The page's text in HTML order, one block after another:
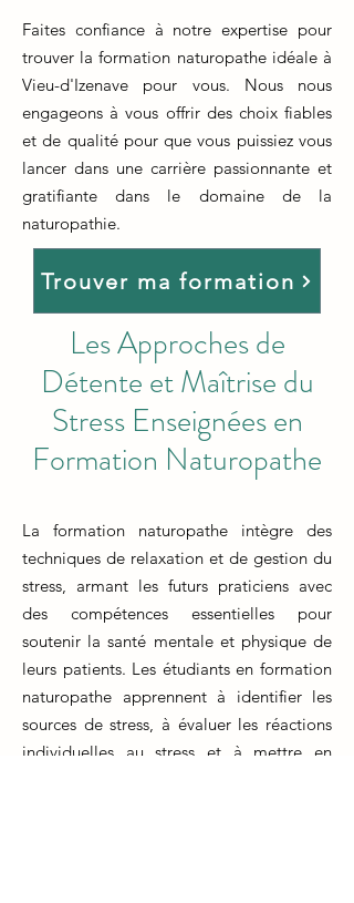
Faites confiance à notre expertise pour
trouver la formation naturopathe idéale à
Vieu-d'Izenave pour vous. Nous nous
engageons à vous offrir des choix fiables
et de qualité pour que vous puissiez vous
lancer dans une carrière passionnante et
gratifiante dans le domaine de la
naturopathie.
Trouver ma formation
Les Approches de
Détente et Maîtrise du
Stress Enseignées en
Formation Naturopathe
La formation naturopathe intègre des
techniques de relaxation et de gestion du
stress, armant les futurs praticiens avec
des compétences essentielles pour
soutenir la santé mentale et physique de
leurs patients. Les étudiants en formation
naturopathe apprennent à identifier les
sources de stress, à évaluer les réactions
individuelles au stress et à mettre en